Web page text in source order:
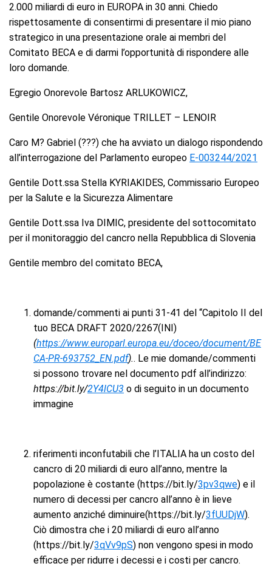
2.000 miliardi di euro in EUROPA in 30 anni. Chiedo
rispettosamente di consentirmi di presentare il mio piano
strategico in una presentazione orale ai membri del
Comitato BECA e di darmi l’opportunità di rispondere alle
loro domande.
Egregio Onorevole Bartosz ARLUKOWICZ,
Gentile Onorevole Véronique TRILLET – LENOIR
Caro M? Gabriel (???) che ha avviato un dialogo rispondendo
all’interrogazione del Parlamento europeo E-003244/2021
Gentile Dott.ssa Stella KYRIAKIDES, Commissario Europeo
per la Salute e la Sicurezza Alimentare
Gentile Dott.ssa Iva DIMIC, presidente del sottocomitato
per il monitoraggio del cancro nella Repubblica di Slovenia
Gentile membro del comitato BECA,
domande/commenti ai punti 31-41 del “Capitolo II del
tuo BECA DRAFT 2020/2267(INI)
(https://www.europarl.europa.eu/doceo/document/BE
CA-PR-693752_EN.pdf).. Le mie domande/commenti
si possono trovare nel documento pdf all’indirizzo:
https://bit.ly/2Y4lCU3 o di seguito in un documento
immagine
riferimenti inconfutabili che l’ITALIA ha un costo del
cancro di 20 miliardi di euro all’anno, mentre la
popolazione è costante (https://bit.ly/3pv3qwe) e il
numero di decessi per cancro all’anno è in lieve
aumento anziché diminuire(https://bit.ly/3fUUDjW).
Ciò dimostra che i 20 miliardi di euro all’anno
(https://bit.ly/3qVv9pS) non vengono spesi in modo
efficace per ridurre i decessi e i costi per cancro.